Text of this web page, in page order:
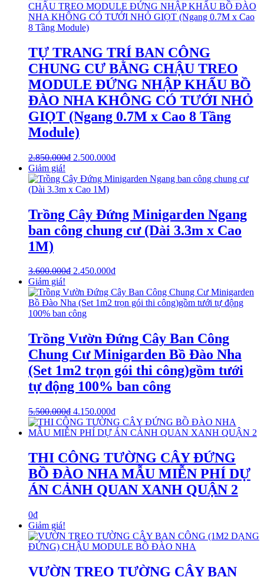
TỰ TRANG TRÍ BAN CÔNG
CHUNG CƯ BẰNG CHẬU TREO
MODULE ĐỨNG NHẬP KHẨU BỒ
ĐÀO NHA KHÔNG CÓ TƯỚI NHỎ
GIỌT (Ngang 0.7M x Cao 8 Tầng
Module)
2.850.000₫ 2.500.000₫
Giảm giá!
Trồng Cây Đứng Minigarden Ngang
ban công chung cư (Dài 3.3m x Cao
1M)
3.600.000₫ 2.450.000₫
Giảm giá!
Trồng Vườn Đứng Cây Ban Công
Chung Cư Minigarden Bồ Đào Nha
(Set 1m2 trọn gói thi công)gồm tưới
tự động 100% ban công
5.500.000₫ 4.150.000₫
THI CÔNG TƯỜNG CÂY ĐỨNG
BỒ ĐÀO NHA MẪU MIỄN PHÍ DỰ
ÁN CẢNH QUAN XANH QUẬN 2
0₫
Giảm giá!
VƯỜN TREO TƯỜNG CÂY BAN